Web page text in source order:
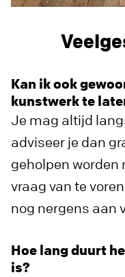
Kan ik ook
kunstwerk te
Je mag altijd
adviseer je dan
geholpen worden
vraag van te
nog nergens aan
Hoe lang duurt
is?